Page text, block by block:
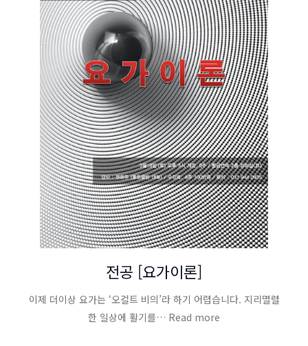
전공 [요가이론]
이제 더이상 요가는 ‘오컬트 비의’라 하기 어렵습니다. 지리멸렬
한 일상에 활기를… Read more